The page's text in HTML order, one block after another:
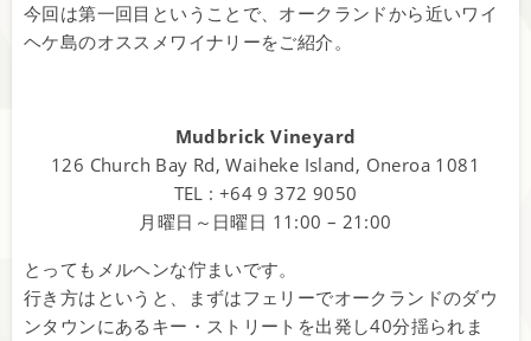
今回は第一回目ということで、オークランドから近いワイ
ヘケ島のオススメワイナリーをご紹介。
Mudbrick Vineyard
126 Church Bay Rd, Waiheke Island, Oneroa 1081
TEL : +64 9 372 9050
月曜日～日曜日 11:00 – 21:00
とってもメルヘンな佇まいです。
行き方はというと、まずはフェリーでオークランドのダウ
ンタウンにあるキー・ストリートを出発し40分揺られま